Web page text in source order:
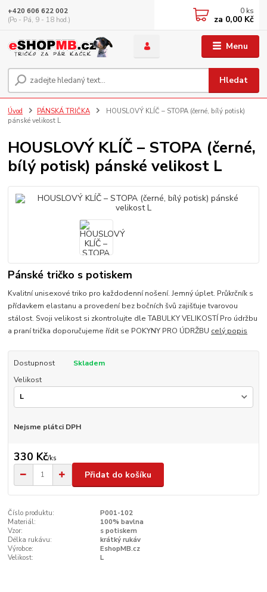
Menu
Hledat
+420 606 622 002
(Po - Pá, 9 - 18 hod.)
0 ks
za 0,00 Kč
Úvod PÁNSKÁ TRIČKA
HOUSLOVÝ KLÍČ – STOPA (černé, bílý potisk)
pánské velikost L
HOUSLOVÝ KLÍČ – STOPA (černé,
bílý potisk) pánské velikost L
Pánské tričko s potiskem
Kvalitní unisexové triko pro každodenní nošení. Jemný úplet. Průkrčník s
přídavkem elastanu a provedení bez bočních švů zajišťuje tvarovou
stálost. Svoji velikost si zkontrolujte dle TABULKY VELIKOSTÍ Pro údržbu
a praní trička doporučujeme řídit se POKYNY PRO ÚDRŽBU celý popis
Dostupnost
Skladem
Velikost
Nejsme plátci DPH
330 Kč/ks
Přidat do košíku
Číslo produktu:
P001-102
Materiál:
100% bavlna
Vzor:
s potiskem
Délka rukávu:
krátký rukáv
Výrobce:
EshopMB.cz
Velikost:
L